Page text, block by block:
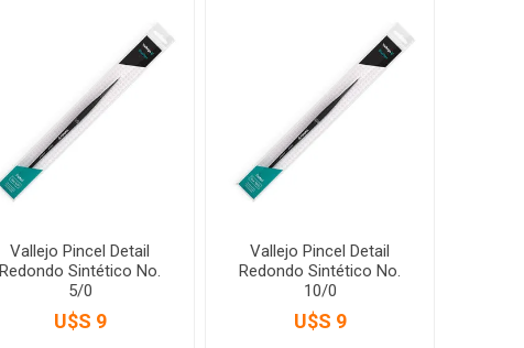
Vallejo Pincel Detail
Redondo Sintético No.
5/0
U$S 9
Vallejo Pincel Detail
Redondo Sintético No.
10/0
U$S 9